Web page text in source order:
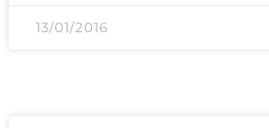
13/01/2016